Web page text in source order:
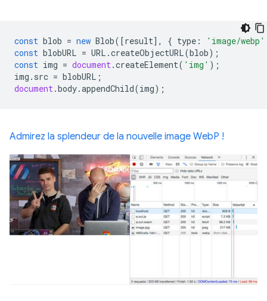
const blob = new Blob([result], { type :
'image/webp'
const blobURL = URL .createObjectURL(blob);
const img = document.createElement( 'img' );
img . src = blobURL ;
document.body.appendChild(img);
Admirez la splendeur de la nouvelle image WebP !